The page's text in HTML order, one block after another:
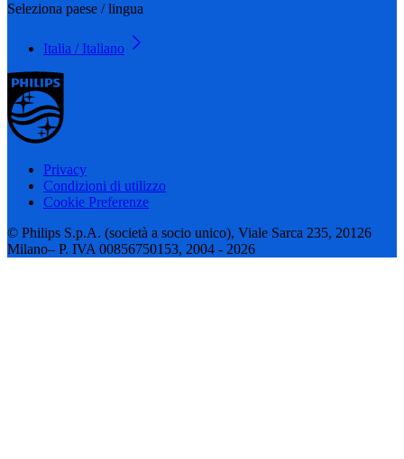
Seleziona paese / lingua
Italia / Italiano
Privacy
Condizioni di utilizzo
Cookie Preferenze
© Philips S.p.A. (società a socio unico), Viale Sarca 235, 20126
Milano– P. IVA 00856750153, 2004 - 2026